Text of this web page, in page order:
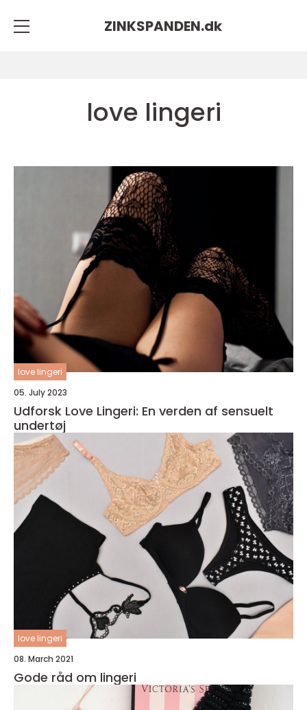
ZINKSPANDEN.dk
love lingeri
love lingeri
05. July 2023
Udforsk Love Lingeri: En verden af sensuelt
undertøj
love lingeri
08. March 2021
Gode råd om lingeri